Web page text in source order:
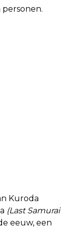
Kuroda
(Last Samurai
eeuw, een